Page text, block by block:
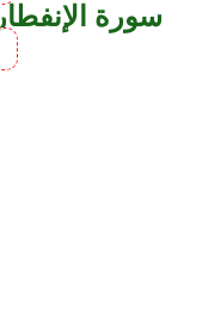
82. Surah Al-Infitâr سورة الإنفطار